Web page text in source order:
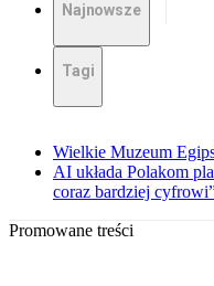
Najnowsze
Tagi
Wielkie Muzeum
AI układa Polakom
coraz bardziej
Promowane treści